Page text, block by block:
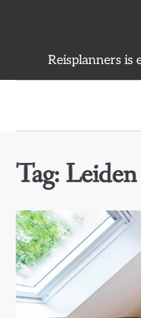
Reisplanners is
Tag: Leiden